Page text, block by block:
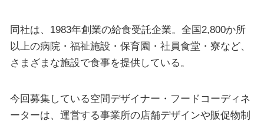
同社は、1983年創業の給食受託企業。全国2,800か所
以上の病院・福祉施設・保育園・社員食堂・寮など、
さまざまな施設で食事を提供している。
今回募集している空間デザイナー・フードコーディネ
ーターは、運営する事業所の店舗デザインや販促物制